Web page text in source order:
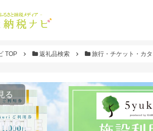
TOP 返礼品検索 旅行・チケット・カ
る